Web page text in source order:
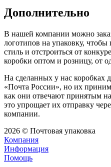
Дополнительно
В нашей компании можно
логотипов на упаковку,
стиль и отстроиться от
коробки оптом и розницу, от
На сделанных у нас коробках
«Почта России», но их
как они отвечают принятым
это упрощает их отправку
компании.
2026 © Почтовая упаковка
Компания
Информация
Помощь